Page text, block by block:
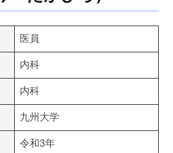
医員
内科
内科
九州大学
令和3年